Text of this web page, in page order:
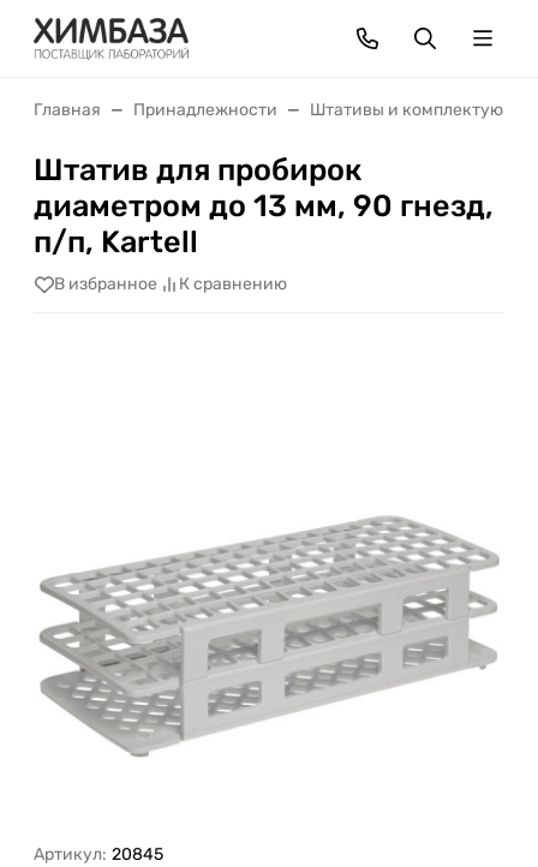
Главная Принадлежности Штативы и комплектующие
Штатив для пробирок
диаметром до 13 мм, 90 гнезд,
п/п, Kartell
В избранное К сравнению
Артикул: 20845